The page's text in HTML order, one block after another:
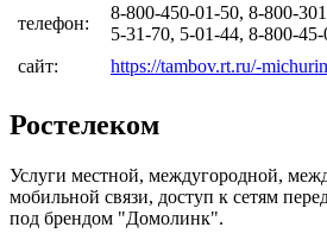
телефон:
8-800-450-01-50, 8-800-
5-31-70, 5-01-44, 8-800-
сайт:
https://tambov.rt.ru/-
Ростелеком
Услуги местной, междугородной,
мобильной связи, доступ к сетям
под брендом "Домолинк".